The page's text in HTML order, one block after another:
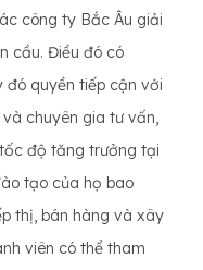
công ty Bắc Âu giải
cầu. Điều đó có
quyền tiếp cận với
chuyên gia tư vấn,
độ tăng trưởng tại
tạo của họ bao
thị, bán hàng và xây
viên có thể tham